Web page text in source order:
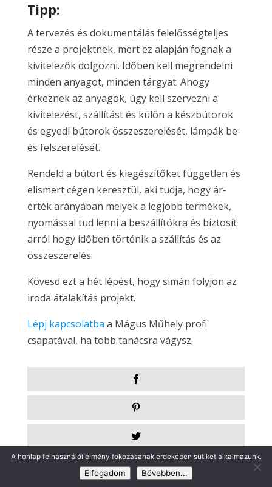
Tipp:
A tervezés és dokumentálás felelősségteljes
része a projektnek, mert ez alapján fognak a
kivitelezők dolgozni. Időben kell megrendelni
minden anyagot, minden tárgyat. Ahogy
érkeznek az anyagok, úgy kell szervezni a
kivitelezést, szállítást és külön a készbútorok
és egyedi bútorok összeszerelését, lámpák be-
és felszerelését.
Rendeld a bútort és kiegészítőket független és
elismert cégen keresztül, aki tudja, hogy ár-
érték arányában melyek a legjobb termékek,
nyomással tud lenni a beszállítókra és biztosít
arról hogy időben történik a szállítás és az
összeszerelés.
Kövesd ezt a hét lépést, hogy simán folyjon az
iroda átalakítás projekt.
Lépj kapcsolatba a Mágus Műhely profi
csapatával, ha több tanácsra vágysz.
A honlap felhasználói élmény fokozásának érdekében sütiket alkalmazunk.
Elfogadom Bővebben...